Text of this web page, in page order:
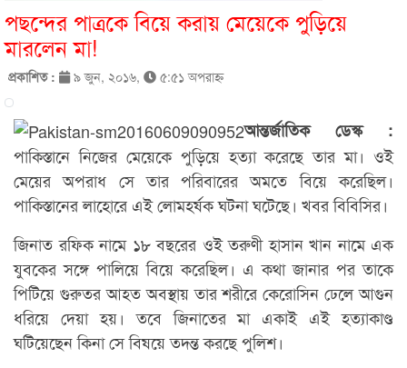
পছন্দের পাত্রকে বিয়ে করায় মেয়েকে পুড়িয়ে
মারলেন মা!
প্রকাশিত : ৯ জুন, ২০১৬, ৫:৫১ অপরাহ্ণ
আন্তর্জাতিক ডেস্ক :
পাকিস্তানে নিজের মেয়েকে পুড়িয়ে হত্যা করেছে তার মা। ওই
মেয়ের অপরাধ সে তার পরিবারের অমতে বিয়ে করেছিল।
পাকিস্তানের লাহোরে এই লোমহর্ষক ঘটনা ঘটেছে। খবর বিবিসির।
জিনাত রফিক নামে ১৮ বছরের ওই তরুণী হাসান খান নামে এক
যুবকের সঙ্গে পালিয়ে বিয়ে করেছিল। এ কথা জানার পর তাকে
পিটিয়ে গুরুতর আহত অবস্থায় তার শরীরে কেরোসিন ঢেলে আগুন
ধরিয়ে দেয়া হয়। তবে জিনাতের মা একাই এই হত্যাকাণ্ড
ঘটিয়েছেন কিনা সে বিষয়ে তদন্ত করছে পুলিশ।